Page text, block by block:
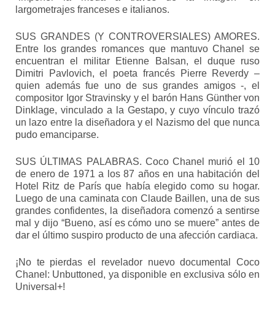
largometrajes franceses e italianos.
SUS GRANDES (Y CONTROVERSIALES) AMORES.
Entre los grandes romances que mantuvo Chanel se
encuentran el militar Etienne Balsan, el duque ruso
Dimitri Pavlovich, el poeta francés Pierre Reverdy –
quien además fue uno de sus grandes amigos -, el
compositor Igor Stravinsky y el barón Hans Günther von
Dinklage, vinculado a la Gestapo, y cuyo vínculo trazó
un lazo entre la diseñadora y el Nazismo del que nunca
pudo emanciparse.
SUS ÚLTIMAS PALABRAS. Coco Chanel murió el 10
de enero de 1971 a los 87 años en una habitación del
Hotel Ritz de París que había elegido como su hogar.
Luego de una caminata con Claude Baillen, una de sus
grandes confidentes, la diseñadora comenzó a sentirse
mal y dijo “Bueno, así es cómo uno se muere” antes de
dar el último suspiro producto de una afección cardiaca.
¡No te pierdas el revelador nuevo documental Coco
Chanel: Unbuttoned, ya disponible en exclusiva sólo en
Universal+!